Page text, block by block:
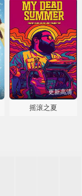
更新高清
摇滚之夏